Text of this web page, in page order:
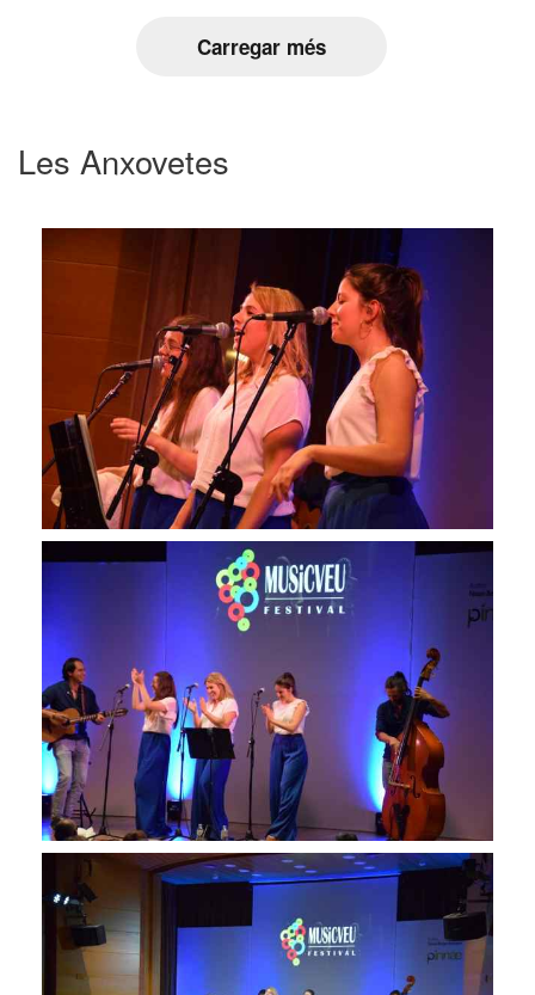
Carregar més
Les Anxovetes